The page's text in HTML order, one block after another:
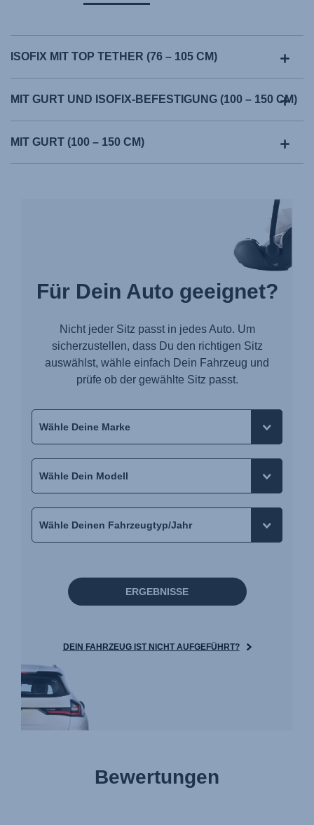
ISOFIX MIT TOP TETHER (76 – 105 CM)
MIT GURT UND ISOFIX-BEFESTIGUNG (100 – 150 CM)
MIT GURT (100 – 150 CM)
Für Dein Auto geeignet?
Nicht jeder Sitz passt in jedes Auto. Um
sicherzustellen, dass Du den richtigen Sitz
auswählst, wähle einfach Dein Fahrzeug und
prüfe ob der gewählte Sitz passt.
ERGEBNISSE
DEIN FAHRZEUG IST NICHT AUFGEFÜHRT?
Bewertungen